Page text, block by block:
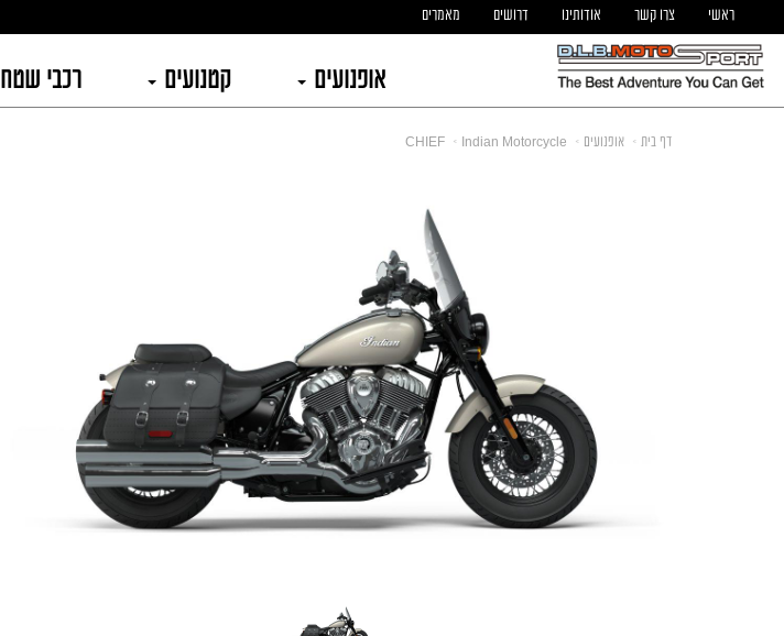
ראשי צרו קשר אודותינו דרושים מאמרים
אופנועים קטנועים רכבי שטח
דף בית אופנועים Indian Motorcycle
CHIEF